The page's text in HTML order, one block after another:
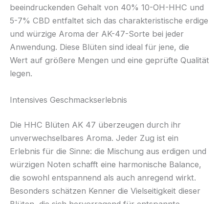
beeindruckenden Gehalt von 40% 10-OH-HHC und
5-7% CBD entfaltet sich das charakteristische erdige
und würzige Aroma der AK-47-Sorte bei jeder
Anwendung. Diese Blüten sind ideal für jene, die
Wert auf größere Mengen und eine geprüfte Qualität
legen.
Intensives Geschmackserlebnis
Die HHC Blüten AK 47 überzeugen durch ihr
unverwechselbares Aroma. Jeder Zug ist ein
Erlebnis für die Sinne: die Mischung aus erdigen und
würzigen Noten schafft eine harmonische Balance,
die sowohl entspannend als auch anregend wirkt.
Besonders schätzen Kenner die Vielseitigkeit dieser